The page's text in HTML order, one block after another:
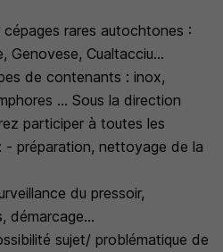
rares autochtones :
Genovese, Cualtacciu...
de contenants : inox,
... Sous la direction
participer à toutes les
préparation, nettoyage de la
du pressoir,
démarcage...
sujet/ problématique de